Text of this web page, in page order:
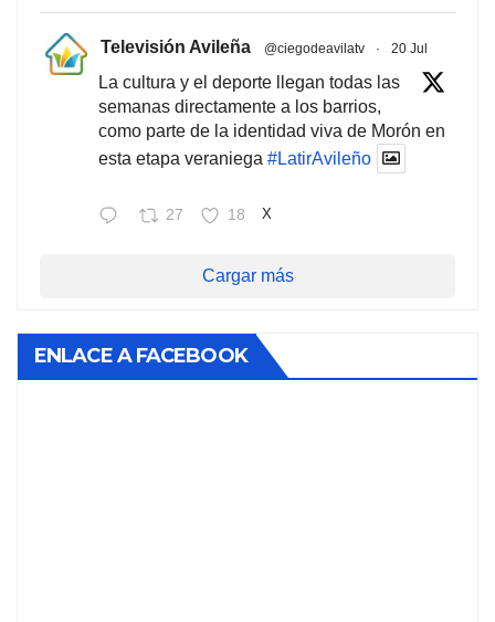
Televisión Avileña @ciegodeavilatv · 20 Jul
La cultura y el deporte llegan todas las
semanas directamente a los barrios,
como parte de la identidad viva de Morón en
esta etapa veraniega #LatirAvileño
27 18 X
Cargar más
ENLACE A FACEBOOK